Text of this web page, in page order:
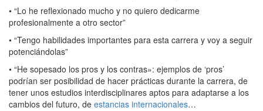
• “Lo he reflexionado mucho y no quiero dedicarme
profesionalmente a otro sector”
• “Tengo habilidades importantes para esta carrera y voy a seguir
potenciándolas”
• “He sopesado los pros y los contras»: ejemplos de ‘pros’
podrían ser posibilidad de hacer prácticas durante la carrera, de
tener unos estudios interdisciplinares aptos para adaptarse a los
cambios del futuro, de estancias internacionales…